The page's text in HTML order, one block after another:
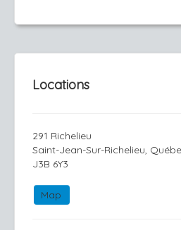
Locations
291 Richelieu
Saint-Jean-Sur-Richelieu,
J3B 6Y3
Map